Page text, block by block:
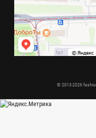
© 2013-2026